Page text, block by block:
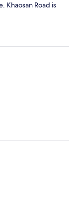
Khaosan Road is